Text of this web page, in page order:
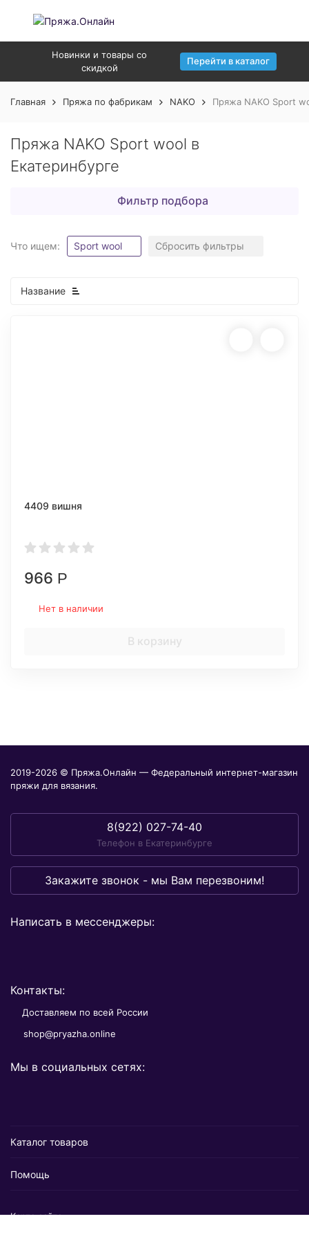
Новинки и товары со
скидкой
Перейти в каталог
Главная Пряжа по фабрикам NAKO Пряжа NAKO Sport
Пряжа NAKO Sport wool в
Екатеринбурге
Фильтр подбора
Что ищем: Sport wool Сбросить фильтры
Название
4409 вишня
966 Р
Нет в наличии
В корзину
2019-2026 © Пряжа.Онлайн — Федеральный интернет-магазин
пряжи для вязания.
8(922) 027-74-40
Телефон в Екатеринбурге
Закажите звонок - мы Вам перезвоним!
Написать в мессенджеры:
Контакты:
Доставляем по всей России
shop@pryazha.online
Мы в социальных сетях:
Каталог товаров
Помощь
Карта сайта